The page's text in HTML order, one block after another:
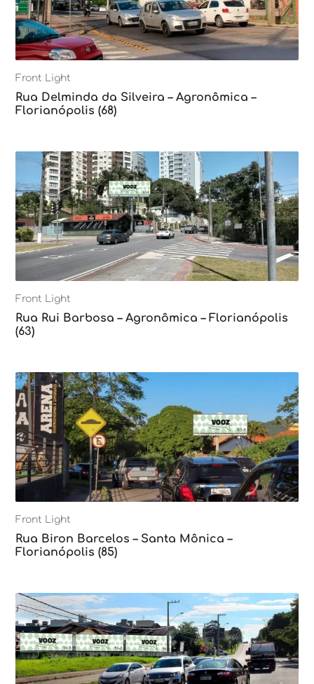
Front Light
Rua Delminda da Silveira – Agronômica –
Florianópolis (68)
Front Light
Rua Rui Barbosa – Agronômica – Florianópolis
(63)
Front Light
Rua Biron Barcelos – Santa Mônica –
Florianópolis (85)